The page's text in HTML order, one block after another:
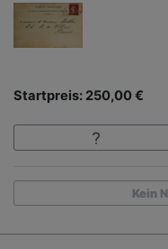
Startpreis: 250,00 €
Kein